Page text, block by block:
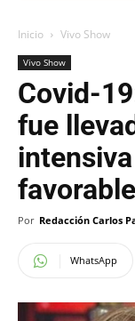
Inicio Vivo Show
Vivo Show
Covid-
fue
Por Redacción Carlos
WhatsApp